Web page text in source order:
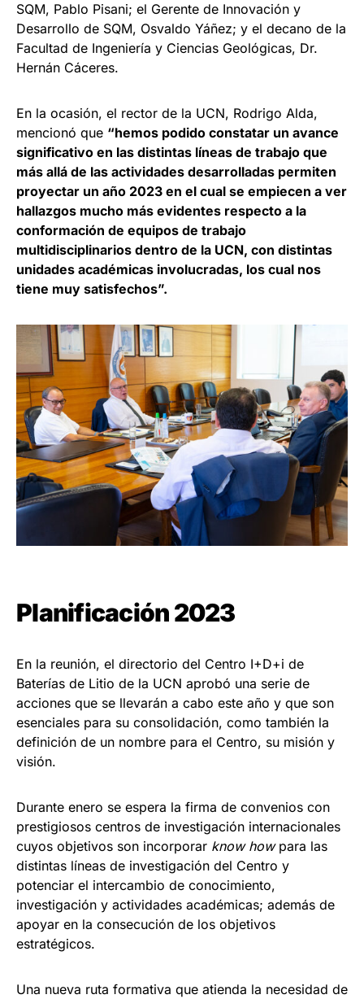
SQM, Pablo Pisani; el Gerente de Innovación y
Desarrollo de SQM, Osvaldo Yáñez; y el decano de la
Facultad de Ingeniería y Ciencias Geológicas, Dr.
Hernán Cáceres.
En la ocasión, el rector de la UCN, Rodrigo Alda,
mencionó que “hemos podido constatar un avance
significativo en las distintas líneas de trabajo que
más allá de las actividades desarrolladas permiten
proyectar un año 2023 en el cual se empiecen a ver
hallazgos mucho más evidentes respecto a la
conformación de equipos de trabajo
multidisciplinarios dentro de la UCN, con distintas
unidades académicas involucradas, los cual nos
tiene muy satisfechos”.
Planificación 2023
En la reunión, el directorio del Centro I+D+i de
Baterías de Litio de la UCN aprobó una serie de
acciones que se llevarán a cabo este año y que son
esenciales para su consolidación, como también la
definición de un nombre para el Centro, su misión y
visión.
Durante enero se espera la firma de convenios con
prestigiosos centros de investigación internacionales
cuyos objetivos son incorporar know howpara las
distintas líneas de investigación del Centro y
potenciar el intercambio de conocimiento,
investigación y actividades académicas; además de
apoyar en la consecución de los objetivos
estratégicos.
Una nueva ruta formativa que atienda la necesidad de